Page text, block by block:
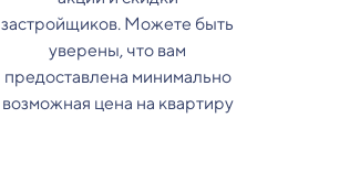
застройщиков. Можете быть
уверены, что вам
предоставлена минимально
возможная цена на квартиру